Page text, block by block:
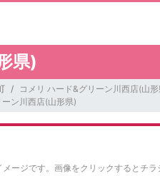
県)
コメリ ハード&グリーン川西店(山形
ン川西店(山形県)
ージです。 画像をクリックするとチラ